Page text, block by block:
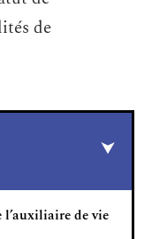
de
de vie